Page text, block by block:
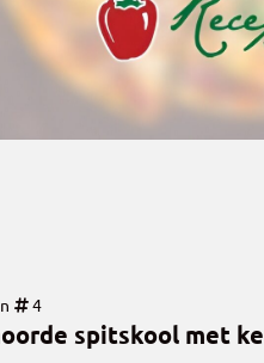
4
spitskool met